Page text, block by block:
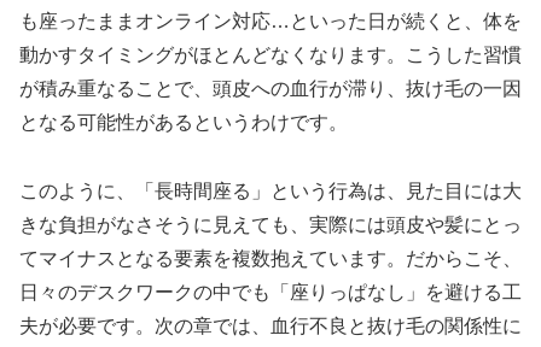
も座ったままオンライン対応…といった日が続くと、体を
動かすタイミングがほとんどなくなります。こうした習慣
が積み重なることで、頭皮への血行が滞り、抜け毛の一因
となる可能性があるというわけです。
このように、「長時間座る」という行為は、見た目には大
きな負担がなさそうに見えても、実際には頭皮や髪にとっ
てマイナスとなる要素を複数抱えています。だからこそ、
日々のデスクワークの中でも「座りっぱなし」を避ける工
夫が必要です。次の章では、血行不良と抜け毛の関係性に